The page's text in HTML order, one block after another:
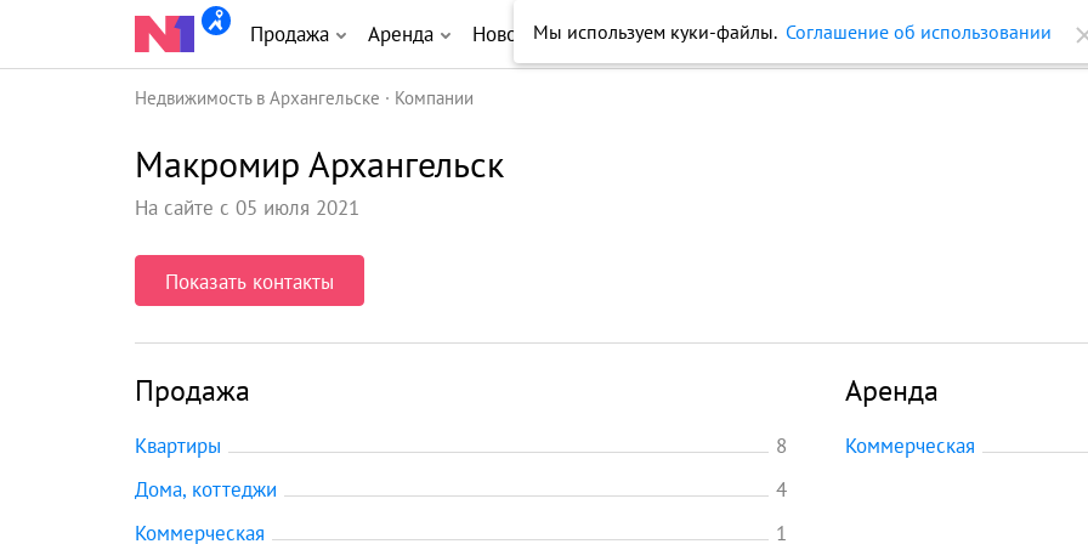
Продажа Аренда Новостройки Журнал Еще
Недвижимость в Архангельске Компании
Макромир Архангельск
На сайте с 05 июля 2021
Показать контакты
Продажа
Квартиры
8
Дома, коттеджи
4
Коммерческая
1
Аренда
Коммерческая
Мы используем куки-файлы. Соглашение об использовании